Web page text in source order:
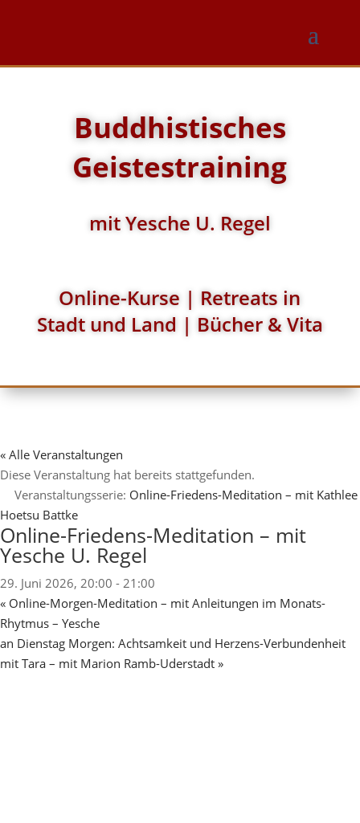
Buddhistisches
Geistestraining
mit Yesche U. Regel
Online-Kurse | Retreats in
Stadt und Land | Bücher & Vita
« Alle Veranstaltungen
Diese Veranstaltung hat bereits stattgefunden.
Veranstaltungsserie: Online-Friedens-Meditation – mit Kathlee
Hoetsu Battke
Online-Friedens-Meditation – mit
Yesche U. Regel
29. Juni 2026, 20:00 - 21:00
« Online-Morgen-Meditation – mit Anleitungen im Monats-
Rhytmus – Yesche
an Dienstag Morgen: Achtsamkeit und Herzens-Verbundenheit
mit Tara – mit Marion Ramb-Uderstadt »